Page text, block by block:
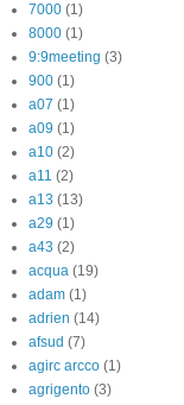
7000 (1)
8000 (1)
9:9meeting (3)
900 (1)
a07 (1)
a09 (1)
a10 (2)
a11 (2)
a13 (13)
a29 (1)
a43 (2)
acqua (19)
adam (1)
adrien (14)
afsud (7)
agirc arcco (1)
agrigento (3)